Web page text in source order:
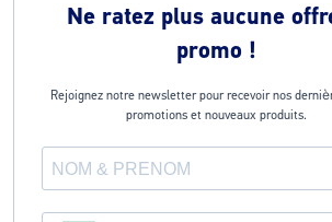
Ne ratez plus aucune
promo !
Rejoignez notre newsletter pour recevoir nos
promotions et nouveaux produits.